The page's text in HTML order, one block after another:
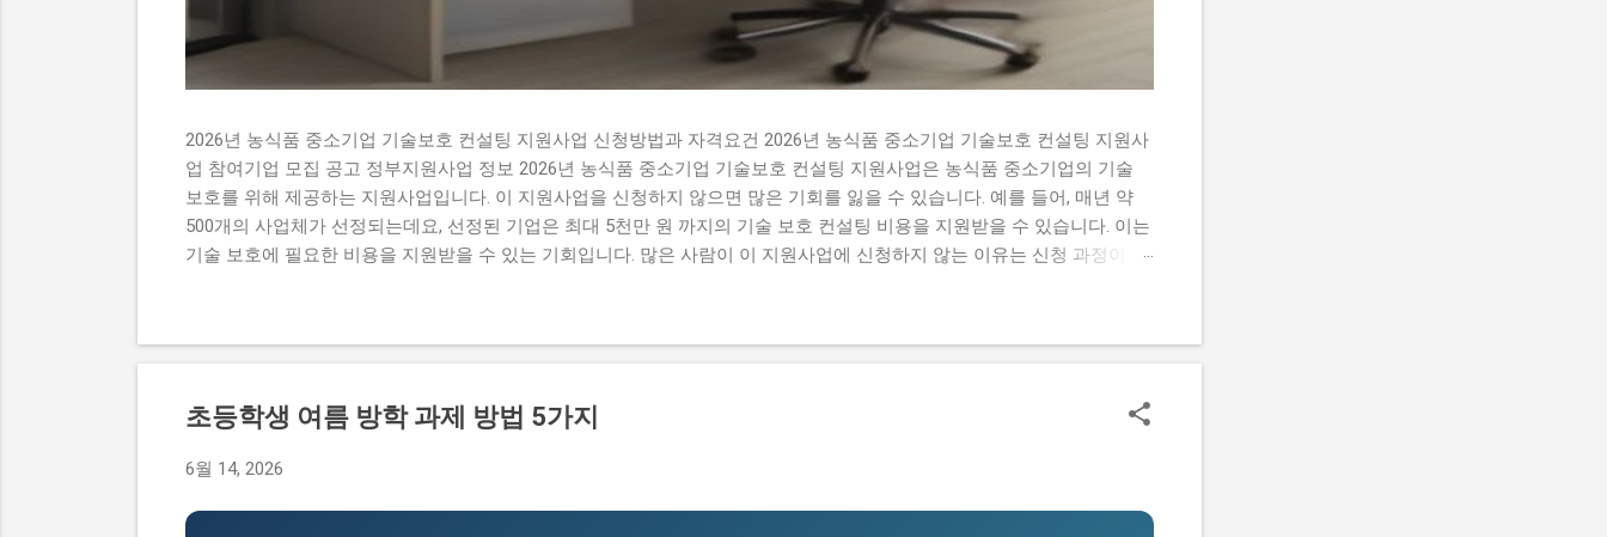
2026년 농식품 중소기업 기술보호 컨설팅 지원사업 신청방법과 자격요건 2026년 농식품 중소기업 기술보호 컨설팅 지원사
업 참여기업 모집 공고 정부지원사업 정보 2026년 농식품 중소기업 기술보호 컨설팅 지원사업은 농식품 중소기업의 기술
보호를 위해 제공하는 지원사업입니다. 이 지원사업을 신청하지 않으면 많은 기회를 잃을 수 있습니다. 예를 들어, 매년 약
500개의 사업체가 선정되는데요, 선정된 기업은 최대 5천만 원 까지의 기술 보호 컨설팅 비용을 지원받을 수 있습니다. 이는
기술 보호에 필요한 비용을 지원받을 수 있는 기회입니다. 많은 사람이 이 지원사업에 신청하지 않는 이유는 신청 과정이 복
농식품 중소기업 기술보호 컨설팅 지원사업의 신청 방법과 자격 요건을 설명합니다. 또한, 지원 내용과 혜택, 그리고 실제 지
원 받은 사람들의 후기도 공유합니다. 그러므로, 이 글을 읽으면 지원사업에 대한 모든 정보를 얻을 수 있습니다. 📋 목차 이
업, 정말 받을 수 있을까? 이 사업이 뭔지, 지원 규모, 연간 선발 인원, 경쟁률 2026년 농식품 중소기업 기술보호 컨설팅 지원
업은 최대 5천만 원 까지의 기술 보호 컨설팅 비용을 지원받을 수 있습니다. 유사 사업과 비교 (예비 초기 등 구체적 차이점)
이 지원사업은 예비 창업자와 초기 창업자를 위한 지원사업과는 다릅니다...
초등학생 여름 방학 과제 방법 5가지
6월 14, 2026